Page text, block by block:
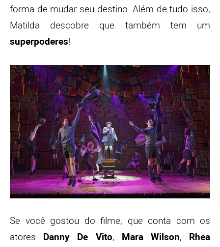
forma de mudar seu destino. Além de tudo isso,
Matilda descobre que também tem um
superpoderes!
Se você gostou do filme, que conta com os
atores Danny De Vito, Mara Wilson,
Rhea